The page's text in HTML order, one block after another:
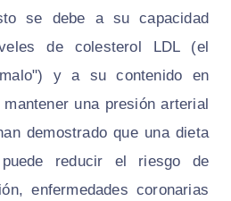
se debe a su capacidad
de colesterol LDL (el
malo") y a su contenido en
una presión arterial
demostrado que una dieta
reducir el riesgo de
enfermedades coronarias